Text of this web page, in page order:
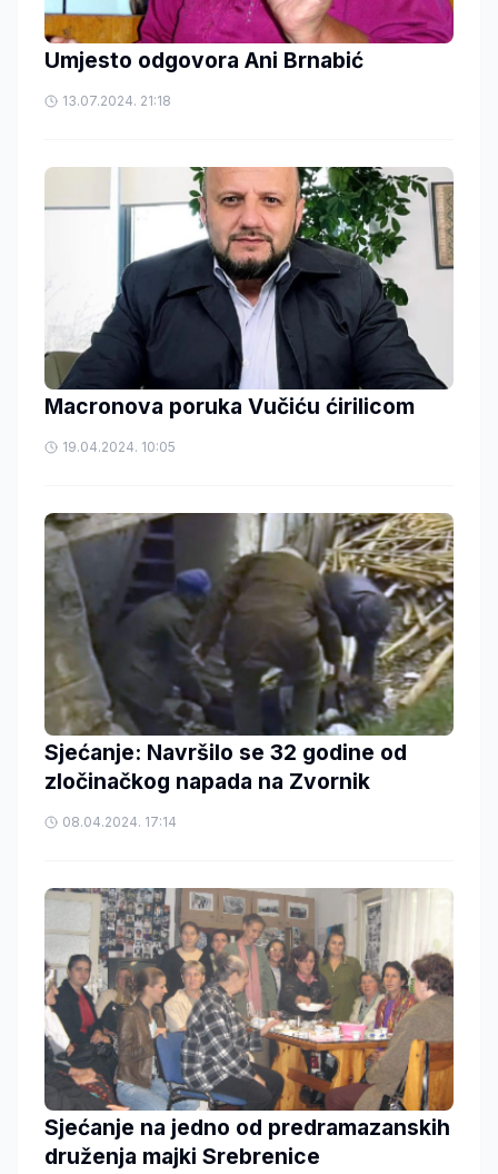
Umjesto odgovora Ani Brnabić
13.07.2024. 21:18
Macronova poruka Vučiću ćirilicom
19.04.2024. 10:05
Sjećanje: Navršilo se 32 godine od
zločinačkog napada na Zvornik
08.04.2024. 17:14
Sjećanje na jedno od predramazanskih
druženja majki Srebrenice